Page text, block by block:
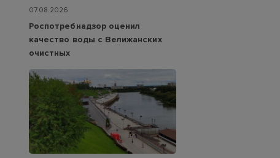
07.08.2026
Роспотребнадзор оценил
качество воды с Велижанских
очистных